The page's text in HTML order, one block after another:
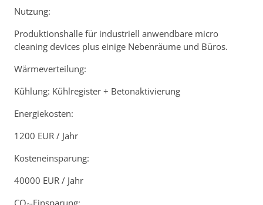
Nutzung:
Produktionshalle für industriell anwendbare micro
cleaning devices plus einige Nebenräume und Büros.
Wärmeverteilung:
Kühlung: Kühlregister + Betonaktivierung
Energiekosten:
1200 EUR / Jahr
Kosteneinsparung:
40000 EUR / Jahr